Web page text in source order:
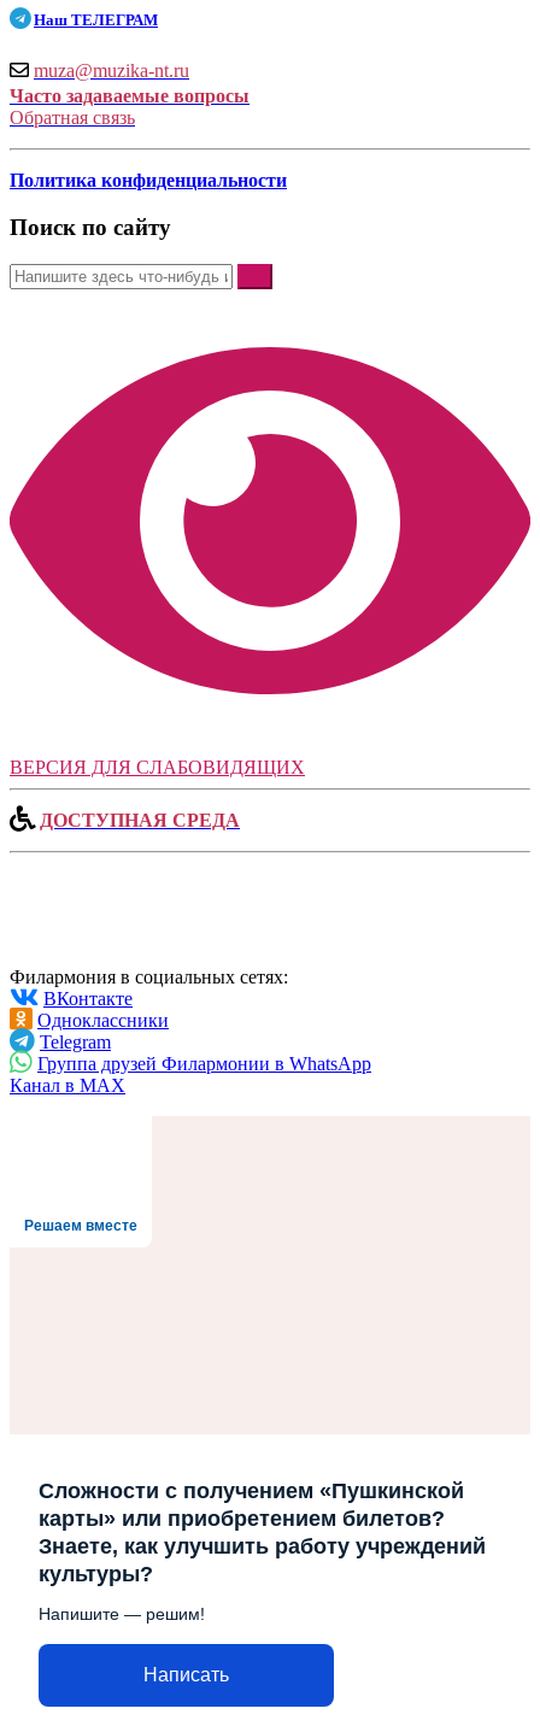
Наш ТЕЛЕГРАМ
muza@muzika-nt.ru
Часто задаваемые вопросы
Обратная связь
Политика конфиденциальности
Поиск по сайту
ВЕРСИЯ ДЛЯ СЛАБОВИДЯЩИХ
ДОСТУПНАЯ СРЕДА
Филармония в социальных сетях:
ВКонтакте
Одноклассники
Telegram
Группа друзей Филармонии в WhatsApp
Канал в MAX
Решаем вместе
Сложности с получением «Пушкинской
карты» или приобретением билетов?
Знаете, как улучшить работу учреждений
культуры?
Напишите — решим!
Написать